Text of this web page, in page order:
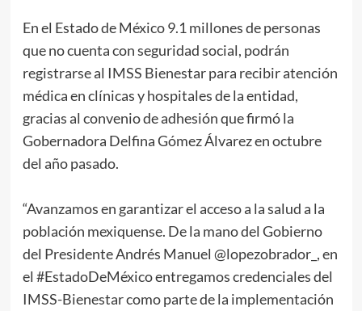
En el Estado de México 9.1 millones de personas
que no cuenta con seguridad social, podrán
registrarse al IMSS Bienestar para recibir atención
médica en clínicas y hospitales de la entidad,
gracias al convenio de adhesión que firmó la
Gobernadora Delfina Gómez Álvarez en octubre
del año pasado.
“Avanzamos en garantizar el acceso a la salud a la
población mexiquense. De la mano del Gobierno
del Presidente Andrés Manuel @lopezobrador_, en
el #EstadoDeMéxico entregamos credenciales del
IMSS-Bienestar como parte de la implementación